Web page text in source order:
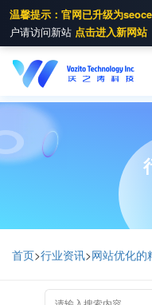
温馨提示：官网已升级为
户请访问新站 点击进入新网站
首页>行业资讯>网站优化的